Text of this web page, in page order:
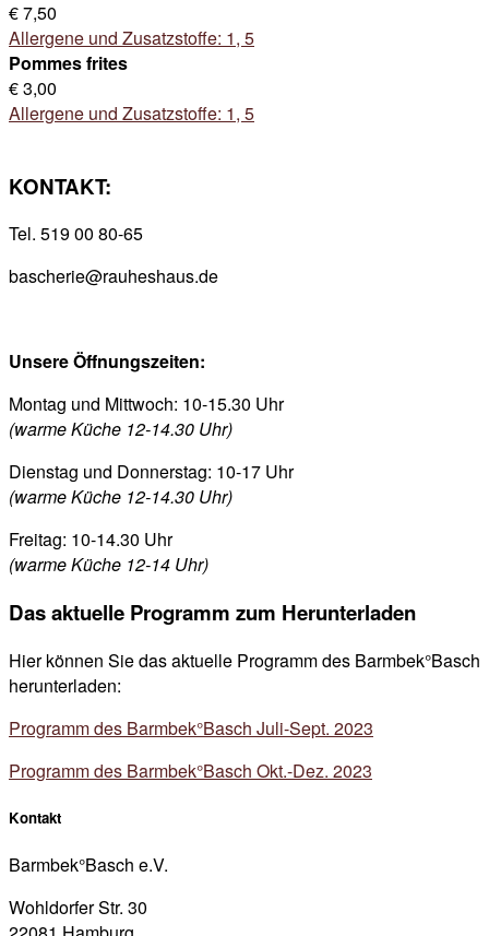
€ 7,50
Allergene und Zusatzstoffe: 1, 5
Pommes frites
€ 3,00
Allergene und Zusatzstoffe: 1, 5
KONTAKT:
Tel. 519 00 80-65
bascherie@rauheshaus.de
Unsere Öffnungszeiten:
Montag und Mittwoch: 10-15.30 Uhr
(warme Küche 12-14.30 Uhr)
Dienstag und Donnerstag: 10-17 Uhr
(warme Küche 12-14.30 Uhr)
Freitag: 10-14.30 Uhr
(warme Küche 12-14 Uhr)
Das aktuelle Programm zum Herunterladen
Hier können Sie das aktuelle Programm des Barmbek°Basch
herunterladen:
Programm des Barmbek°Basch Juli-Sept. 2023
Programm des Barmbek°Basch Okt.-Dez. 2023
Kontakt
Barmbek°Basch e.V.
Wohldorfer Str. 30